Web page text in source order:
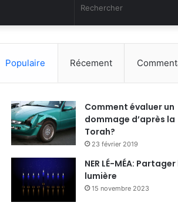
Populaire Récement
Comment évaluer un
dommage d’après la
Torah?
23 février 2019
NER LÉ-MÉA: Partager
lumière
15 novembre 2023